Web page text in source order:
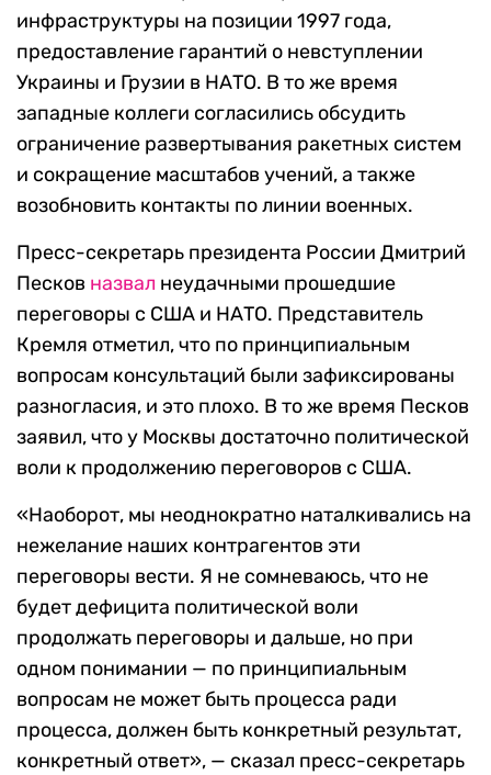
инфраструктуры на позиции 1997 года,
предоставление гарантий о невступлении
Украины и Грузии в НАТО. В то же время
западные коллеги согласились обсудить
ограничение развертывания ракетных систем
и сокращение масштабов учений, а также
возобновить контакты по линии военных.
Пресс-секретарь президента России Дмитрий
Песков назвал неудачными прошедшие
переговоры с США и НАТО. Представитель
Кремля отметил, что по принципиальным
вопросам консультаций были зафиксированы
разногласия, и это плохо. В то же время Песков
заявил, что у Москвы достаточно политической
воли к продолжению переговоров с США.
«Наоборот, мы неоднократно наталкивались на
нежелание наших контрагентов эти
переговоры вести. Я не сомневаюсь, что не
будет дефицита политической воли
продолжать переговоры и дальше, но при
одном понимании — по принципиальным
вопросам не может быть процесса ради
процесса, должен быть конкретный результат,
конкретный ответ», — сказал пресс-секретарь